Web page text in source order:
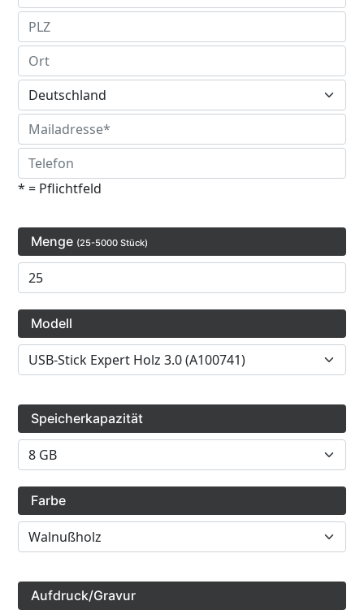
* = Pflichtfeld
Menge (25-5000 Stück)
Modell
Speicherkapazität
Farbe
Aufdruck/Gravur